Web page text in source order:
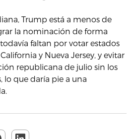
Trump está a menos de
la nominación de forma
faltan por votar estados
y Nueva Jersey, y evitar
republicana de julio sin los
lo que daría pie a una